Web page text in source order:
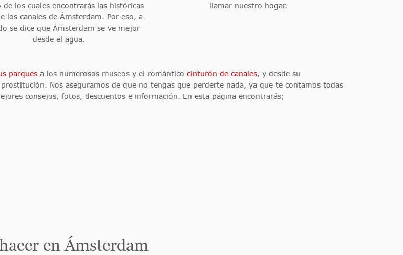
de los cuales encontrarás las históricas
los canales de Ámsterdam. Por eso, a
se dice que Ámsterdam se ve mejor
desde el agua.
llamar nuestro hogar.
parques a los numerosos museos y el romántico cinturón de canales, y desde su
Nos aseguramos de que no tengas que perderte nada, ya que te contamos todas
consejos, fotos, descuentos e información. En esta página encontrarás;
en Ámsterdam